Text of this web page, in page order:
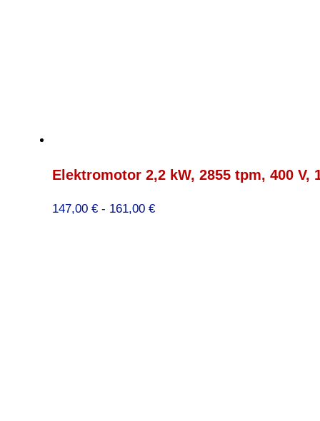
Elektromotor 2,2 kW, 2855 tpm, 400 V,
147,00 € - 161,00 €Prijsklasse: